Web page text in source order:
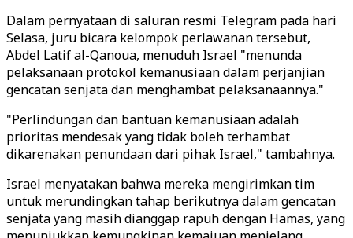
Dalam pernyataan di saluran resmi Telegram pada hari
Selasa, juru bicara kelompok perlawanan tersebut,
Abdel Latif al-Qanoua, menuduh Israel "menunda
pelaksanaan protokol kemanusiaan dalam perjanjian
gencatan senjata dan menghambat pelaksanaannya."
"Perlindungan dan bantuan kemanusiaan adalah
prioritas mendesak yang tidak boleh terhambat
dikarenakan penundaan dari pihak Israel," tambahnya.
Israel menyatakan bahwa mereka mengirimkan tim
untuk merundingkan tahap berikutnya dalam gencatan
senjata yang masih dianggap rapuh dengan Hamas, yang